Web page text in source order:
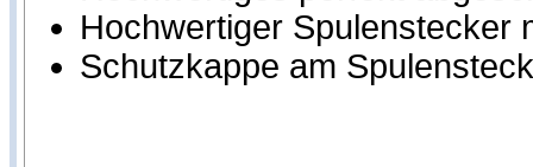
Hochwertiger Spulenstecker
Schutzkappe am